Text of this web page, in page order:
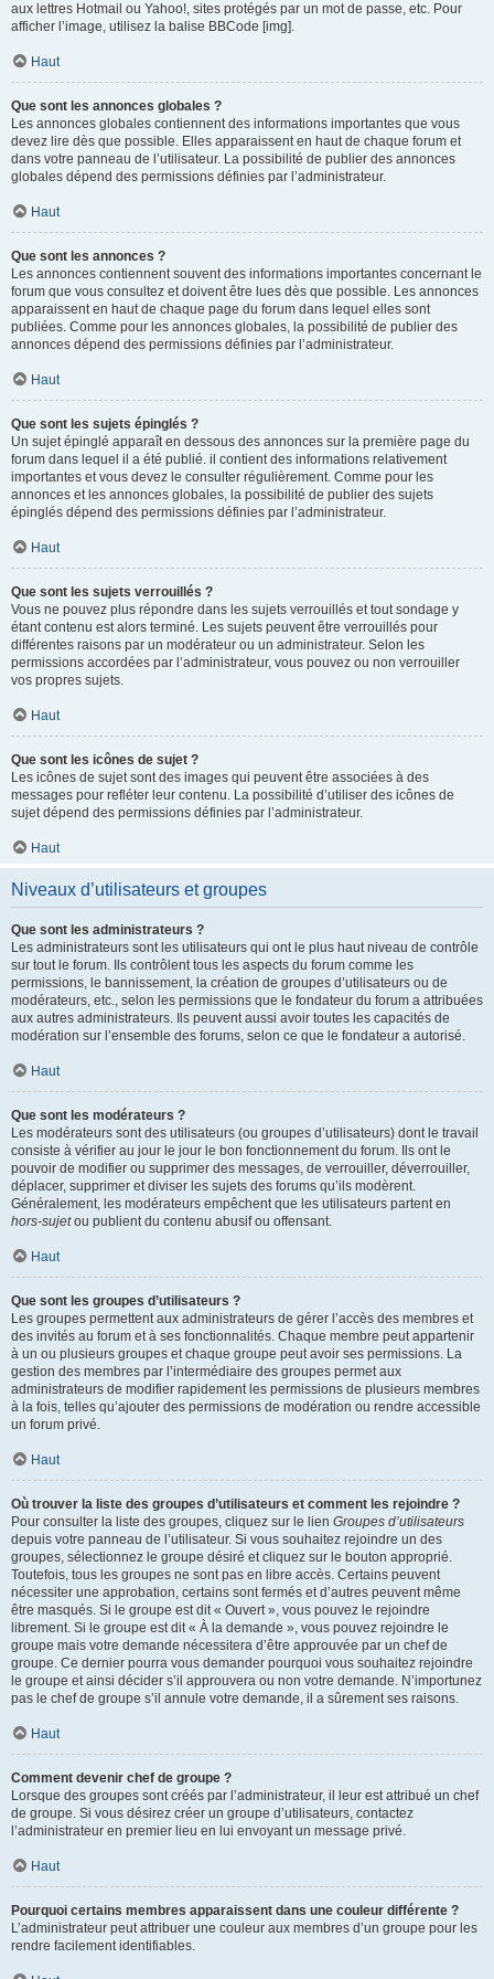
aux lettres Hotmail ou Yahoo!, sites protégés par un mot de passe, etc. Pour
afficher l’image, utilisez la balise BBCode [img].
Haut
Que sont les annonces globales ?
Les annonces globales contiennent des informations importantes que vous
devez lire dès que possible. Elles apparaissent en haut de chaque forum et
dans votre panneau de l’utilisateur. La possibilité de publier des annonces
globales dépend des permissions définies par l’administrateur.
Haut
Que sont les annonces ?
Les annonces contiennent souvent des informations importantes concernant le
forum que vous consultez et doivent être lues dès que possible. Les annonces
apparaissent en haut de chaque page du forum dans lequel elles sont
publiées. Comme pour les annonces globales, la possibilité de publier des
annonces dépend des permissions définies par l’administrateur.
Haut
Que sont les sujets épinglés ?
Un sujet épinglé apparaît en dessous des annonces sur la première page du
forum dans lequel il a été publié. il contient des informations relativement
importantes et vous devez le consulter régulièrement. Comme pour les
annonces et les annonces globales, la possibilité de publier des sujets
épinglés dépend des permissions définies par l’administrateur.
Haut
Que sont les sujets verrouillés ?
Vous ne pouvez plus répondre dans les sujets verrouillés et tout sondage y
étant contenu est alors terminé. Les sujets peuvent être verrouillés pour
différentes raisons par un modérateur ou un administrateur. Selon les
permissions accordées par l’administrateur, vous pouvez ou non verrouiller
vos propres sujets.
Haut
Que sont les icônes de sujet ?
Les icônes de sujet sont des images qui peuvent être associées à des
messages pour refléter leur contenu. La possibilité d’utiliser des icônes de
sujet dépend des permissions définies par l’administrateur.
Haut
Niveaux d’utilisateurs et groupes
Que sont les administrateurs ?
Les administrateurs sont les utilisateurs qui ont le plus haut niveau de contrôle
sur tout le forum. Ils contrôlent tous les aspects du forum comme les
permissions, le bannissement, la création de groupes d’utilisateurs ou de
modérateurs, etc., selon les permissions que le fondateur du forum a attribuées
aux autres administrateurs. Ils peuvent aussi avoir toutes les capacités de
modération sur l’ensemble des forums, selon ce que le fondateur a autorisé.
Haut
Que sont les modérateurs ?
Les modérateurs sont des utilisateurs (ou groupes d’utilisateurs) dont le travail
consiste à vérifier au jour le jour le bon fonctionnement du forum. Ils ont le
pouvoir de modifier ou supprimer des messages, de verrouiller, déverrouiller,
déplacer, supprimer et diviser les sujets des forums qu’ils modèrent.
Généralement, les modérateurs empêchent que les utilisateurs partent en
hors-sujetou publient du contenu abusif ou offensant.
Haut
Que sont les groupes d’utilisateurs ?
Les groupes permettent aux administrateurs de gérer l’accès des membres et
des invités au forum et à ses fonctionnalités. Chaque membre peut appartenir
à un ou plusieurs groupes et chaque groupe peut avoir ses permissions. La
gestion des membres par l’intermédiaire des groupes permet aux
administrateurs de modifier rapidement les permissions de plusieurs membres
à la fois, telles qu’ajouter des permissions de modération ou rendre accessible
un forum privé.
Haut
Où trouver la liste des groupes d’utilisateurs et comment les rejoindre ?
Pour consulter la liste des groupes, cliquez sur le lien Groupes d’utilisateurs
depuis votre panneau de l’utilisateur. Si vous souhaitez rejoindre un des
groupes, sélectionnez le groupe désiré et cliquez sur le bouton approprié.
Toutefois, tous les groupes ne sont pas en libre accès. Certains peuvent
nécessiter une approbation, certains sont fermés et d’autres peuvent même
être masqués. Si le groupe est dit « Ouvert », vous pouvez le rejoindre
librement. Si le groupe est dit « À la demande », vous pouvez rejoindre le
groupe mais votre demande nécessitera d’être approuvée par un chef de
groupe. Ce dernier pourra vous demander pourquoi vous souhaitez rejoindre
le groupe et ainsi décider s’il approuvera ou non votre demande. N’importunez
pas le chef de groupe s’il annule votre demande, il a sûrement ses raisons.
Haut
Comment devenir chef de groupe ?
Lorsque des groupes sont créés par l’administrateur, il leur est attribué un chef
de groupe. Si vous désirez créer un groupe d’utilisateurs, contactez
l’administrateur en premier lieu en lui envoyant un message privé.
Haut
Pourquoi certains membres apparaissent dans une couleur différente ?
L’administrateur peut attribuer une couleur aux membres d’un groupe pour les
rendre facilement identifiables.